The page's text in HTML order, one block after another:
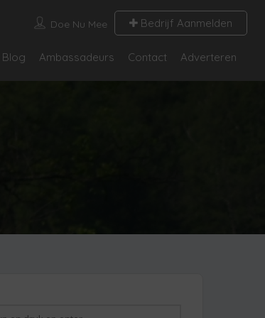
Doe Nu Mee Bedrijf Aanmelden
Blog Ambassadeurs Contact Adverteren